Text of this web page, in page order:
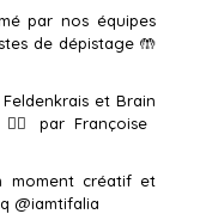
par nos équipes
de dépistage 🤲
et Brain
par Françoise
moment créatif et
@iamtifalia